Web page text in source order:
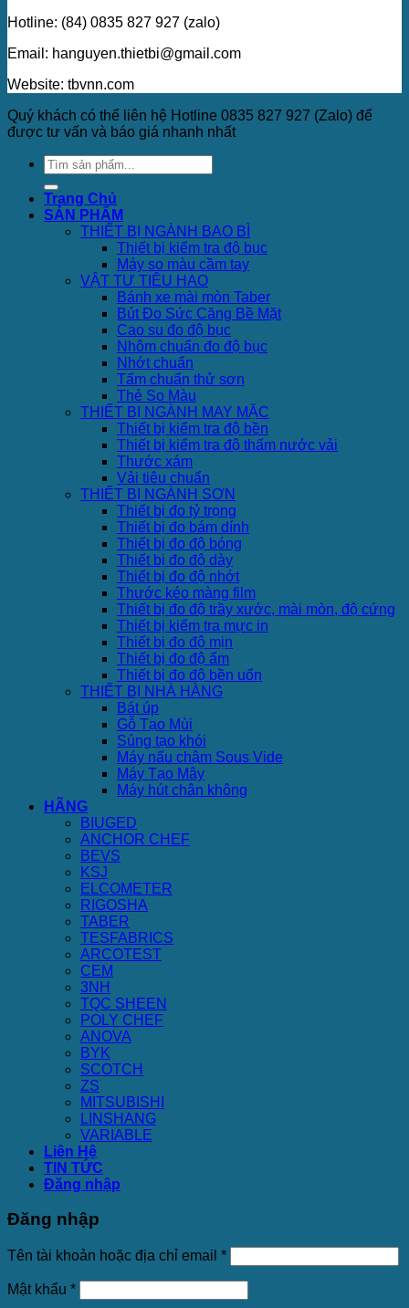
Hotline: (84) 0835 827 927 (zalo)
Email: hanguyen.thietbi@gmail.com
Website: tbvnn.com
Quý khách có thể liên hệ Hotline 0835 827 927 (Zalo) để
được tư vấn và báo giá nhanh nhất
Trang Chủ
SẢN PHẨM
THIẾT BỊ NGÀNH BAO BÌ
Thiết bị kiểm tra độ bục
Máy so màu cầm tay
VẬT TƯ TIÊU HAO
Bánh xe mài mòn Taber
Bút Đo Sức Căng Bề Mặt
Cao su đo độ bục
Nhôm chuẩn đo độ bục
Nhớt chuẩn
Tấm chuẩn thử sơn
Thẻ So Màu
THIẾT BỊ NGÀNH MAY MẶC
Thiết bị kiểm tra độ bền
Thiết bị kiểm tra độ thấm nước vải
Thước xám
Vải tiêu chuẩn
THIẾT BỊ NGÀNH SƠN
Thiết bị đo tỷ trọng
Thiết bị đo bám dính
Thiết bị đo độ bóng
Thiết bị đo độ dày
Thiết bị đo độ nhớt
Thước kéo màng film
Thiết bị đo độ trầy xước, mài mòn, độ cứng
Thiết bị kiểm tra mực in
Thiết bị đo độ mịn
Thiết bị đo độ ẩm
Thiết bị đo độ bền uốn
THIẾT BỊ NHÀ HÀNG
Bát úp
Gỗ Tạo Mùi
Súng tạo khói
Máy nấu chậm Sous Vide
Máy Tạo Mây
Máy hút chân không
HÃNG
BIUGED
ANCHOR CHEF
BEVS
KSJ
ELCOMETER
RIGOSHA
TABER
TESFABRICS
ARCOTEST
CEM
3NH
TQC SHEEN
POLY CHEF
ANOVA
BYK
SCOTCH
ZS
MITSUBISHI
LINSHANG
VARIABLE
Liên Hệ
TIN TỨC
Đăng nhập
Đăng nhập
Tên tài khoản hoặc địa chỉ email *
Mật khẩu *